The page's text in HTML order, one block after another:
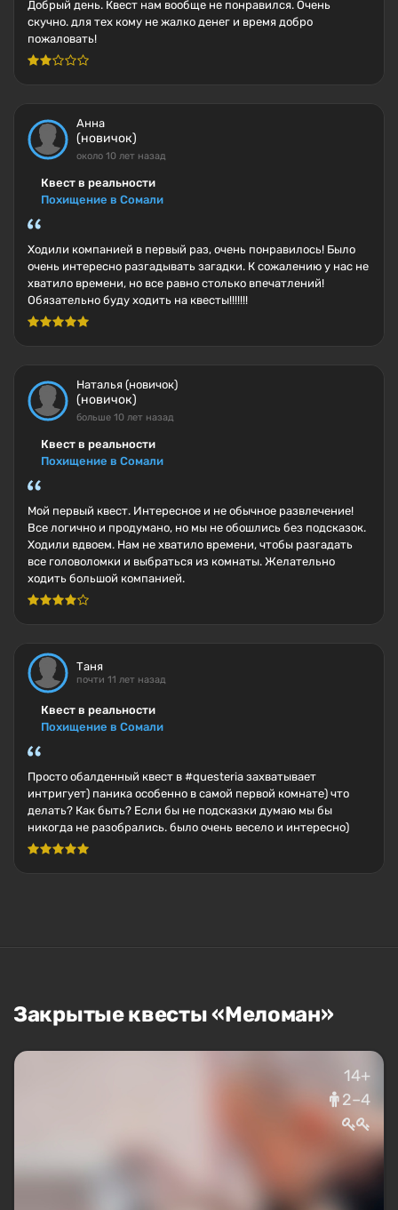
Добрый день. Квест нам вообще не понравился. Очень
скучно. для тех кому не жалко денег и время добро
пожаловать!
Анна
(новичок)
около 10 лет назад
Квест в реальности
Похищение в Сомали
Ходили компанией в первый раз, очень понравилось! Было
очень интересно разгадывать загадки. К сожалению у нас не
хватило времени, но все равно столько впечатлений!
Обязательно буду ходить на квесты!!!!!!!
Наталья (новичок)
(новичок)
больше 10 лет назад
Квест в реальности
Похищение в Сомали
Мой первый квест. Интересное и не обычное развлечение!
Все логично и продумано, но мы не обошлись без подсказок.
Ходили вдвоем. Нам не хватило времени, чтобы разгадать
все головоломки и выбраться из комнаты. Желательно
ходить большой компанией.
Таня
почти 11 лет назад
Квест в реальности
Похищение в Сомали
Просто обалденный квест в #questeria захватывает
интригует) паника особенно в самой первой комнате) что
делать? Как быть? Если бы не подсказки думаю мы бы
никогда не разобрались. было очень весело и интересно)
Закрытые квесты «Меломан»
14+
2–4